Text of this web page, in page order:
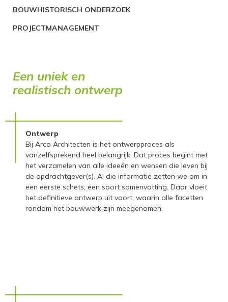
BOUWHISTORISCH ONDERZOEK
PROJECTMANAGEMENT
Een uniek en
realistisch ontwerp
Ontwerp
Bij Arco Architecten is het ontwerpproces als
vanzelfsprekend heel belangrijk. Dat proces begint met
het verzamelen van alle ideeën en wensen die leven bij
de opdrachtgever(s). Al die informatie zetten we om in
een eerste schets; een soort samenvatting. Daar vloeit
het definitieve ontwerp uit voort, waarin alle facetten
rondom het bouwwerk zijn meegenomen.